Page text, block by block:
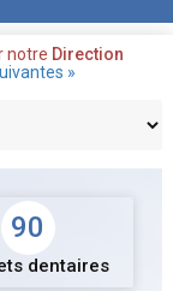
notre Direction
»
90
dentaires